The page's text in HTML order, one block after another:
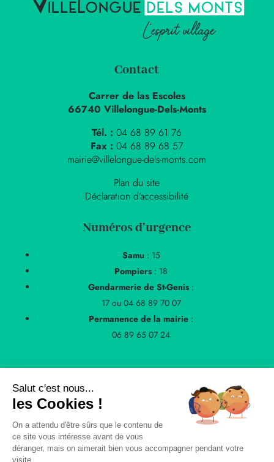
Contact
Carrer de las Escoles
66740 Villelongue-Dels-Monts
Tél. : 04 68 89 61 76
Fax : 04 68 89 68 57
mairie@villelongue-dels-monts.com
Plan du site
Déclaration d’accessibilité
Numéros d’urgence
Samu: 15
Pompiers : 18
Gendarmerie de St-Genis :
17 ou 04 68 89 70 07
Permanence de la mairie :
06 89 65 07 24
© 2021 Mairie de Villelongue-Del-Monts
réalisé parHybride Conseil
Salut c'est nous...
les Cookies !
On a attendu d'être sûrs que le contenu de
ce site vous intéresse avant de vous
déranger, mais on aimerait bien vous accompagner pendant votre
visite...